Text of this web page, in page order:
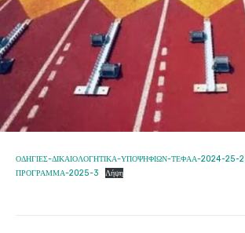
ΟΔΗΓΙΕΣ-ΔΙΚΑΙΟΛΟΓΗΤΙΚΑ-ΥΠΟΨΗΦΙΩΝ-ΤΕΦΑΑ-2024-25-2
ΠΡΟΓΡΑΜΜΑ-2025-3
Λήψη